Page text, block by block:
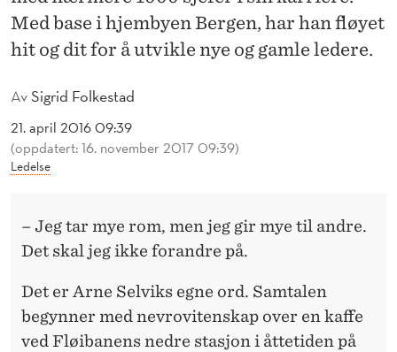
E
R
EAvSigrid Folkestad
21. april 2016 09:39
(oppdatert: 16. november 2017 09:39)
Ledelse
Med base i hjembyen Bergen, har han fløyet
hit og dit for å utvikle nye og gamle ledere.
– Jeg tar mye rom, men jeg gir mye til andre.
Det skal jeg ikke forandre på.
Det er Arne Selviks egne ord. Samtalen
begynner med nevrovitenskap over en kaffe
ved Fløibanens nedre stasjon i åttetiden på